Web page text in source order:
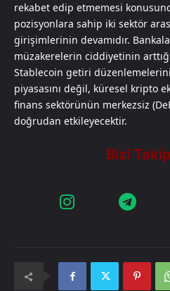
rekabet edip etmemesi
pozisyonlara sahip iki sektör
girişimlerinin devamıdır.
müzakerelerin ciddiyetinin
Stablecoin getiri
piyasasını değil, küresel kripto
finans sektörünün merkezsiz
doğrudan etkileyecektir.